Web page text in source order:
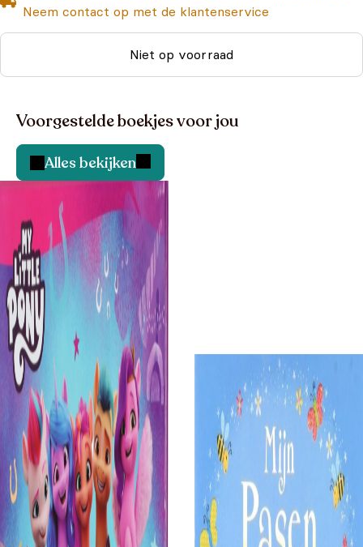
Neem contact op met de klantenservice
Niet op voorraad
Voorgestelde boekjes voor jou
Alles bekijken